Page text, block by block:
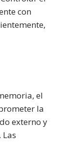
con
el
la
externo y